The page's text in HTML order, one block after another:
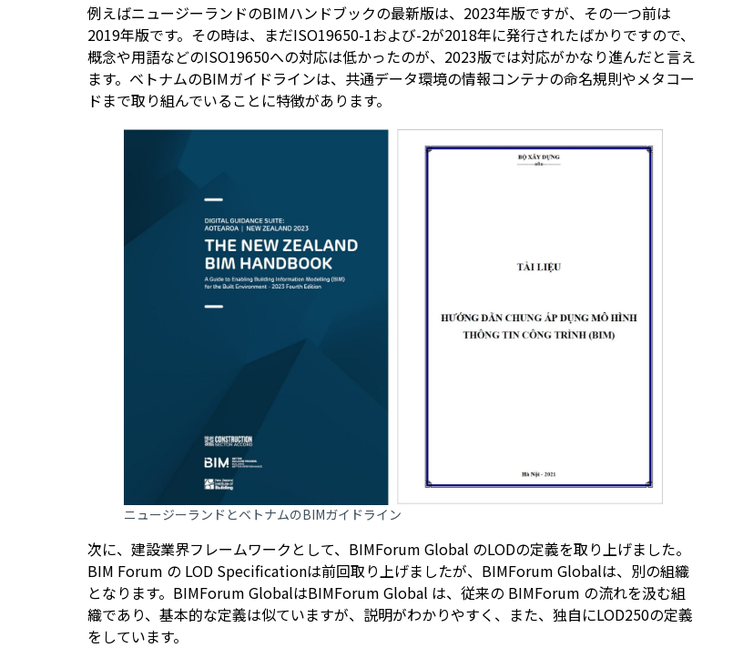
例えばニュージーランドのBIMハンドブックの最新版は、2023年版ですが、その一つ前は
2019年版です。その時は、まだISO19650-1および-2が2018年に発行されたばかりですので、
概念や用語などのISO19650への対応は低かったのが、2023版では対応がかなり進んだと言え
ます。ベトナムのBIMガイドラインは、共通データ環境の情報コンテナの命名規則やメタコー
ドまで取り組んでいることに特徴があります。
ニュージーランドとベトナムのBIMガイドライン
次に、建設業界フレームワークとして、BIMForum Global のLODの定義を取り上げました。
BIM Forum の LOD Specificationは前回取り上げましたが、BIMForum Globalは、別の組織
となります。BIMForum GlobalはBIMForum Global は、従来の BIMForum の流れを汲む組
織であり、基本的な定義は似ていますが、説明がわかりやすく、また、独自にLOD250の定義
をしています。